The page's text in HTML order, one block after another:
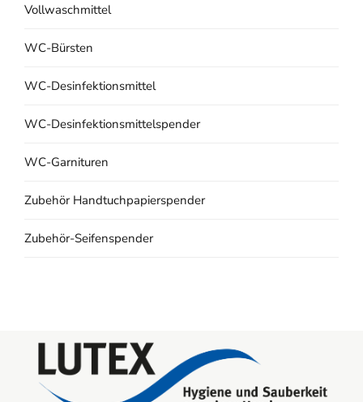
Vollwaschmittel
WC-Bürsten
WC-Desinfektionsmittel
WC-Desinfektionsmittelspender
WC-Garnituren
Zubehör Handtuchpapierspender
Zubehör-Seifenspender